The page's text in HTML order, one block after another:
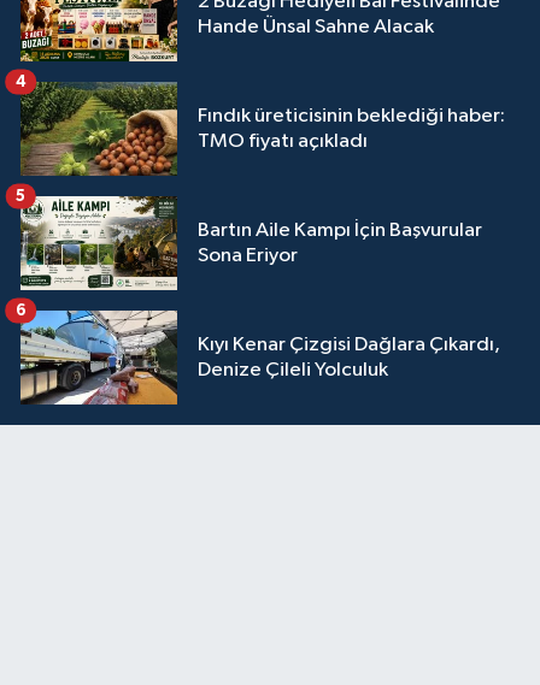
Hande Ünsal Sahne Alacak
Fındık üreticisinin beklediği haber:
TMO fiyatı açıkladı
4
Bartın Aile Kampı İçin Başvurular
Sona Eriyor
5
Kıyı Kenar Çizgisi Dağlara Çıkardı,
Denize Çileli Yolculuk
6